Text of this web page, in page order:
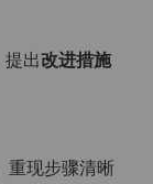
出改进措施
重现步骤清晰